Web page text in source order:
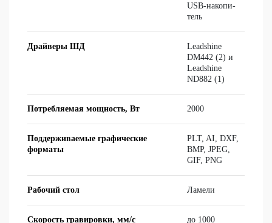
USB-на­ко­пи­
тель
Драйверы ШД
Leadshine
DM442 (2) и
Leadshine
ND882 (1)
Потребляемая мощность, Вт 2000
Поддерживаемые графические
форматы
PLT, AI, DXF,
BMP, JPEG,
GIF, PNG
Рабочий стол Ла­ме­ли
Скорость гравировки, мм/с до 1000